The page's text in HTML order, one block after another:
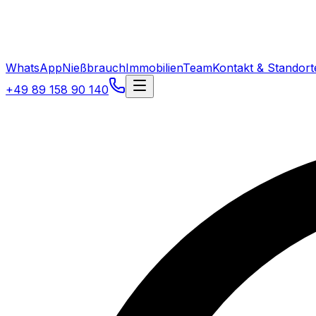
WhatsAppNießbrauchImmobilienTeamKontakt &
+49 89 158 90 140